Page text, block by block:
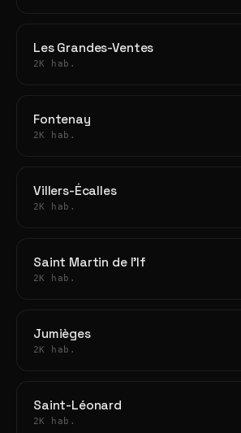
Les Grandes-Ventes
2K hab.
Fontenay
2K hab.
Villers-Écalles
2K hab.
Saint Martin de l'If
2K hab.
Jumièges
2K hab.
Saint-Léonard
2K hab.